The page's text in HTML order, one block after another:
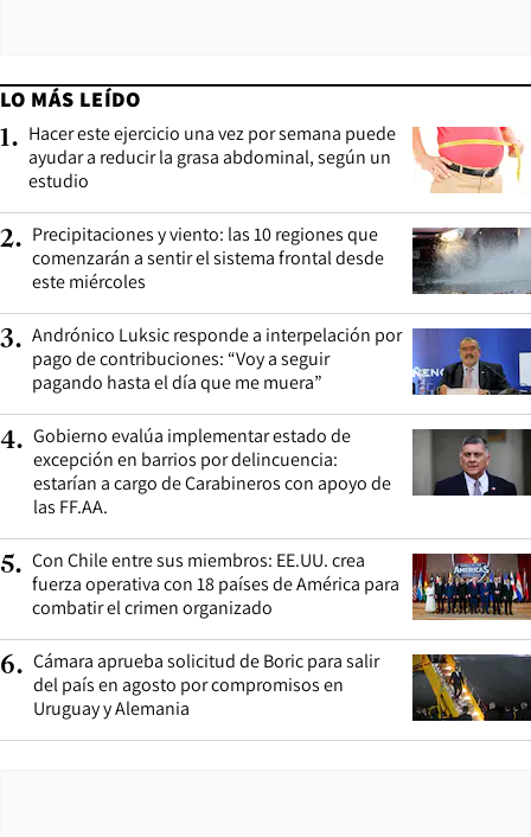
LO MÁS LEÍDO
1. Hacer este ejercicio una vez por semana puede
ayudar a reducir la grasa abdominal, según un
estudio
2. Precipitaciones y viento: las 10 regiones que
comenzarán a sentir el sistema frontal desde
este miércoles
3. Andrónico Luksic responde a interpelación por
pago de contribuciones: “Voy a seguir
pagando hasta el día que me muera”
4. Gobierno evalúa implementar estado de
excepción en barrios por delincuencia:
estarían a cargo de Carabineros con apoyo de
las FF.AA.
5. Con Chile entre sus miembros: EE.UU. crea
fuerza operativa con 18 países de América para
combatir el crimen organizado
6. Cámara aprueba solicitud de Boric para salir
del país en agosto por compromisos en
Uruguay y Alemania